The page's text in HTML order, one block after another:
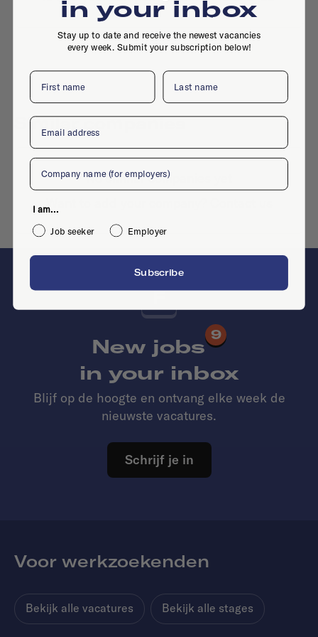
Similar companies
No similar companies yet
Want to add your company?
F
New jobs
9
in your inbox
Blijf op de hoogte en ontvang elke week de
nieuwste vacatures.
Schrijf je in
Voor werkzoekenden
Bekijk alle vacatures Bekijk alle stages
in your inbox
Stay up to date and receive the newest vacancies
every week. Submit your subscription below!
First name Last name
Email
Company
I am...
Job seeker
Employer
Subscribe